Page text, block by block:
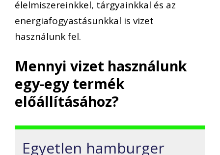
élelmiszereinkkel, tárgyainkkal és az
energiafogyastásunkkal is vizet
használunk fel.
Mennyi vizet használunk
egy-egy termék
előállításához?
Egyetlen hamburger